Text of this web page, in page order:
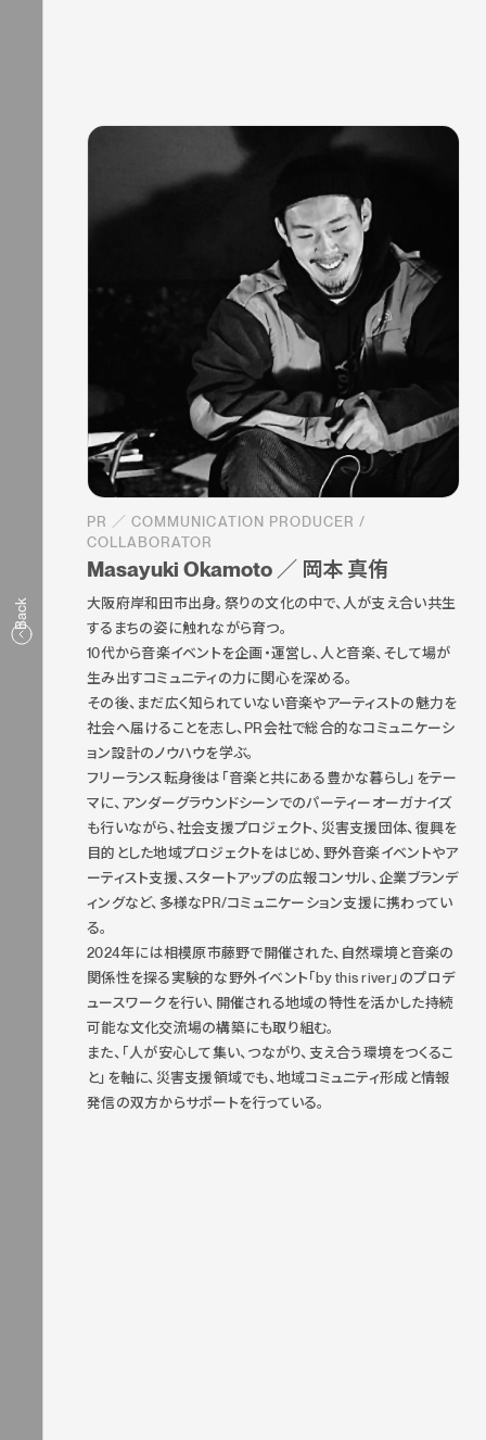
Back
PR ／ COMMUNICATION PRODUCER /
COLLABORATOR
Masayuki Okamoto ／ 岡本 真侑
大阪府岸和田市出身。祭りの文化の中で、人が支え合い共生
するまちの姿に触れながら育つ。
10代から音楽イベントを企画・運営し、人と音楽、そして場が
生み出すコミュニティの力に関心を深める。
その後、まだ広く知られていない音楽やアーティストの魅力を
社会へ届けることを志し、PR会社で総合的なコミュニケーシ
ョン設計のノウハウを学ぶ。
フリーランス転身後は「音楽と共にある豊かな暮らし」をテー
マに、アンダーグラウンドシーンでのパーティーオーガナイズ
も行いながら、社会支援プロジェクト、災害支援団体、復興を
目的とした地域プロジェクトをはじめ、野外音楽イベントやア
ーティスト支援、スタートアップの広報コンサル、企業ブランデ
ィングなど、多様なPR/コミュニケーション支援に携わってい
る。
2024年には相模原市藤野で開催された、自然環境と音楽の
関係性を探る実験的な野外イベント「by this river」のプロデ
ュースワークを行い、開催される地域の特性を活かした持続
可能な文化交流場の構築にも取り組む。
また、「人が安心して集い、つながり、支え合う環境をつくるこ
と」を軸に、災害支援領域でも、地域コミュニティ形成と情報
発信の双方からサポートを行っている。